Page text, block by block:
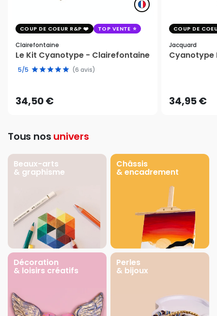
COUP DE COEUR R&P TOP VENTE
Clairefontaine
Le Kit Cyanotype - Clairefontaine
5/5 (6 avis)
34,50 €
COUP DE
Jacquard
Cyanotype
34,95 €
Tous nos univers
Beaux-arts
& graphisme
Châssis
& encadrement
Décoration
& loisirs créatifs
Perles
& bijoux